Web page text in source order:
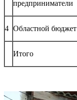
предприниматели
4 Областной бюджет
Итого